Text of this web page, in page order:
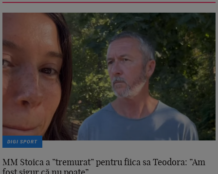
DIGI SPORT
MM Stoica a ”tremurat” pentru fiica sa Teodora: ”Am